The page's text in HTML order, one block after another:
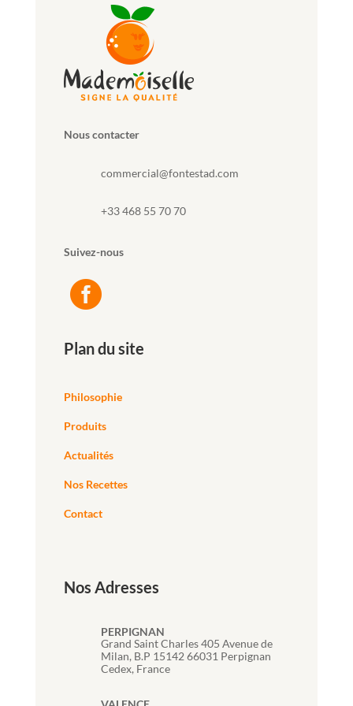
Nous contacter
commercial@fontestad.com
+33 468 55 70 70
Suivez-nous

Plan du site
Philosophie
Produits
Actualités
Nos Recettes
Contact
Nos Adresses
PERPIGNAN
Grand Saint Charles 405 Avenue de
Milan, B.P 15142 66031 Perpignan
Cedex, France